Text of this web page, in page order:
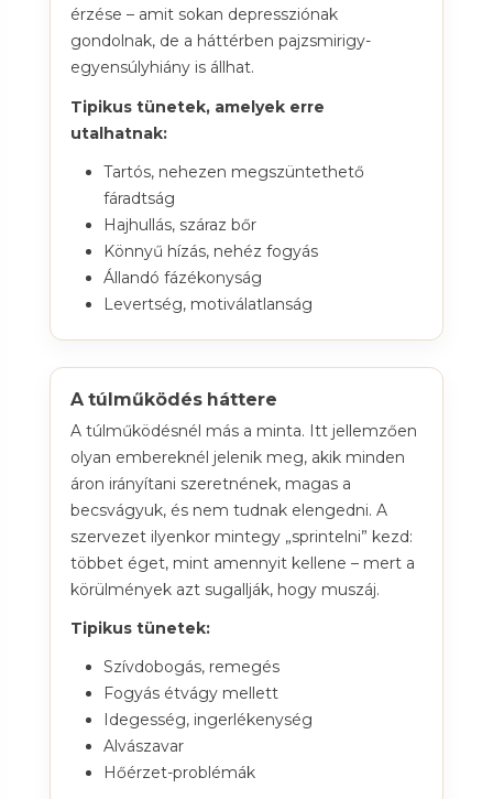
érzése – amit sokan depressziónak
gondolnak, de a háttérben pajzsmirigy-
egyensúlyhiány is állhat.
Tipikus tünetek, amelyek erre
utalhatnak:
Tartós, nehezen megszüntethető
fáradtság
Hajhullás, száraz bőr
Könnyű hízás, nehéz fogyás
Állandó fázékonyság
Levertség, motiválatlanság
A túlműködés háttere
A túlműködésnél más a minta. Itt jellemzően
olyan embereknél jelenik meg, akik minden
áron irányítani szeretnének, magas a
becsvágyuk, és nem tudnak elengedni. A
szervezet ilyenkor mintegy „sprintelni” kezd:
többet éget, mint amennyit kellene – mert a
körülmények azt sugallják, hogy muszáj.
Tipikus tünetek:
Szívdobogás, remegés
Fogyás étvágy mellett
Idegesség, ingerlékenység
Alvászavar
Hőérzet-problémák